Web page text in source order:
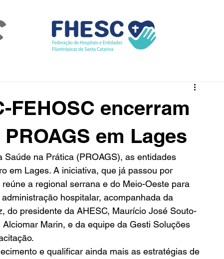
FEHOSC encerram
em Lages
na Prática (PROAGS), as entidades
em Lages. A iniciativa, que já passou por
a regional serrana e do Meio-Oeste para
hospitalar, acompanhada da
do presidente da AHESC, Maurício José Souto-
Marin, e da equipe da Gesti Soluções
e qualificar ainda mais as estratégias de